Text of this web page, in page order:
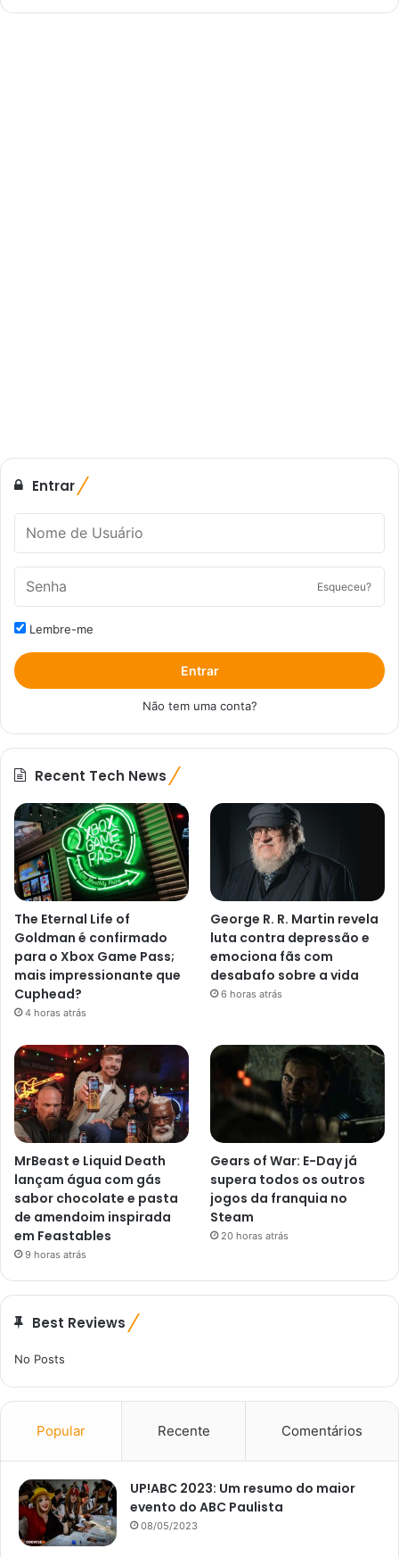
Entrar
Esqueceu?
Lembre-me
Entrar
Não tem uma conta?
Recent Tech News
The Eternal Life of
Goldman é confirmado
para o Xbox Game Pass;
mais impressionante que
Cuphead?
4 horas atrás
George R. R. Martin revela
luta contra depressão e
emociona fãs com
desabafo sobre a vida
6 horas atrás
MrBeast e Liquid Death
lançam água com gás
sabor chocolate e pasta
de amendoim inspirada
em Feastables
9 horas atrás
Gears of War: E-Day já
supera todos os outros
jogos da franquia no
Steam
20 horas atrás
Best Reviews
No Posts
Popular Recente Comentários
UP!ABC 2023: Um resumo do maior
evento do ABC Paulista
08/05/2023